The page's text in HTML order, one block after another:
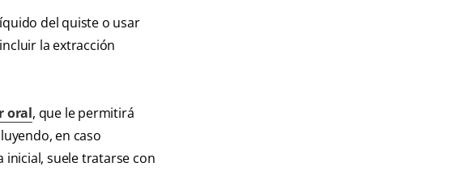
del quiste o usar
la extracción
oral, que le permitirá
en caso
inicial, suele tratarse con